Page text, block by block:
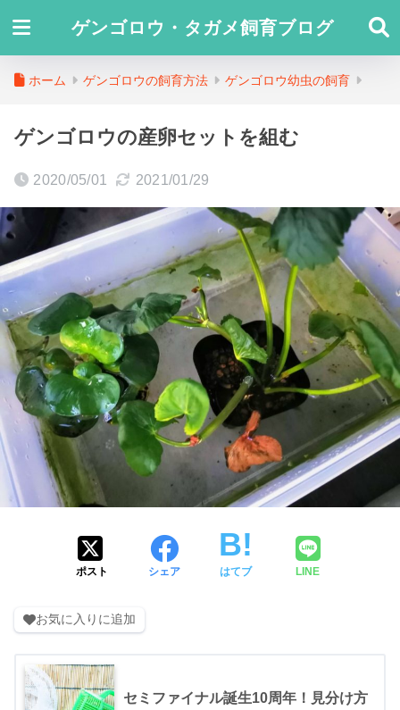
ゲンゴロウ・タガメ飼育ブログ
ホーム ゲンゴロウの飼育方法 ゲンゴロウ幼虫の飼育
ゲンゴロウの産卵セットを組む
2020/05/01 2021/01/29
ポスト シェア はてブ LINE
お気に入りに追加
セミファイナル誕生10周年！見分け方